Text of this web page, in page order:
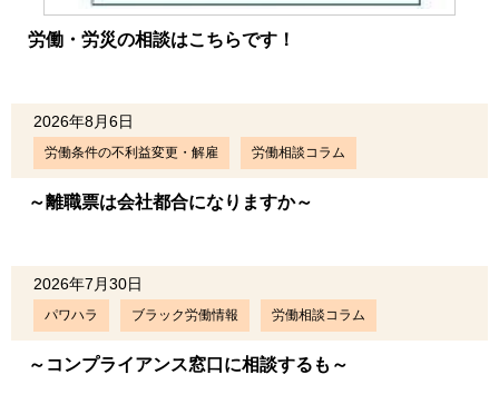
労働・労災の相談はこちらです！
2026年8月6日
労働条件の不利益変更・解雇 労働相談コラム
～離職票は会社都合になりますか～
2026年7月30日
パワハラ ブラック労働情報 労働相談コラム
～コンプライアンス窓口に相談するも～